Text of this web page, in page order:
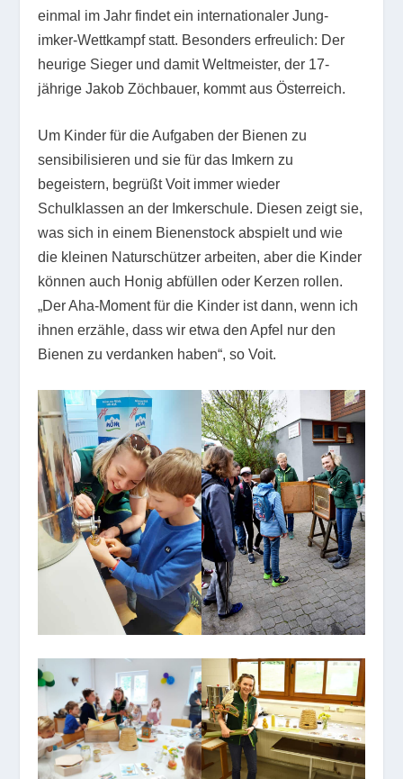
einmal im Jahr findet ein internationaler Jung-
imker-Wettkampf statt. Besonders erfreulich: Der
heurige Sieger und damit Weltmeister, der 17-
jährige Jakob Zöchbauer, kommt aus Österreich.
Um Kinder für die Aufgaben der Bienen zu
sensibilisieren und sie für das Imkern zu
begeistern, begrüßt Voit immer wieder
Schulklassen an der Imkerschule. Diesen zeigt sie,
was sich in einem Bienenstock abspielt und wie
die kleinen Naturschützer arbeiten, aber die Kinder
können auch Honig abfüllen oder Kerzen rollen.
„Der Aha-Moment für die Kinder ist dann, wenn ich
ihnen erzähle, dass wir etwa den Apfel nur den
Bienen zu verdanken haben“, so Voit.